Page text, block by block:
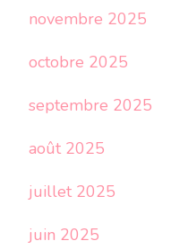
novembre 2025
octobre 2025
septembre 2025
août 2025
juillet 2025
juin 2025